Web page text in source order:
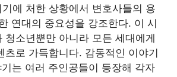
에 처한 상황에서 변호사들의 용
연대의 중요성을 강조한다. 이 시
청소년뿐만 아니라 모든 세대에게
츠로 가득합니다. 감동적인 이야기
는 여러 주인공들이 등장해 각자